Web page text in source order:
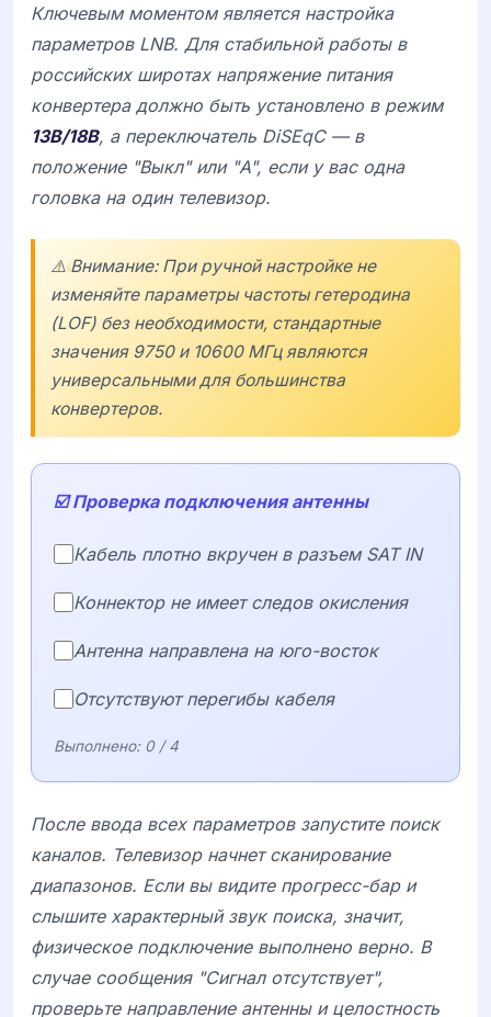
Ключевым моментом является настройка
параметров LNB. Для стабильной работы в
российских широтах напряжение питания
конвертера должно быть установлено в режим
13В/18В, а переключатель DiSEqC — в
положение "Выкл" или "A", если у вас одна
головка на один телевизор.
⚠️ Внимание: При ручной настройке не
изменяйте параметры частоты гетеродина
(LOF) без необходимости, стандартные
значения 9750 и 10600 МГц являются
универсальными для большинства
конвертеров.
☑️ Проверка подключения антенны
Кабель плотно вкручен в разъем SAT IN
Коннектор не имеет следов окисления
Антенна направлена на юго-восток
Отсутствуют перегибы кабеля
Выполнено: 0/ 4
После ввода всех параметров запустите поиск
каналов. Телевизор начнет сканирование
диапазонов. Если вы видите прогресс-бар и
слышите характерный звук поиска, значит,
физическое подключение выполнено верно. В
случае сообщения "Сигнал отсутствует",
проверьте направление антенны и целостность